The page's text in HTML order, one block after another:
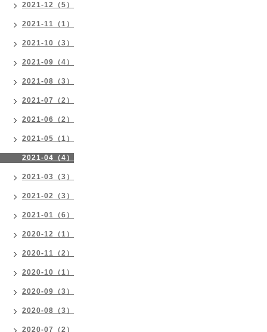
2021-12（5）
2021-11（1）
2021-10（3）
2021-09（4）
2021-08（3）
2021-07（2）
2021-06（2）
2021-05（1）
2021-04（4）
2021-03（3）
2021-02（3）
2021-01（6）
2020-12（1）
2020-11（2）
2020-10（1）
2020-09（3）
2020-08（3）
2020-07（2）